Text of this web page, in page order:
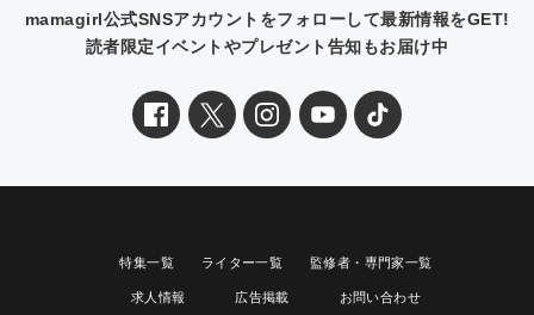
mamagirl公式SNSアカウントをフォローして最新情報をGET!
読者限定イベントやプレゼント告知もお届け中
特集一覧 ライター一覧 監修者・専門家一覧
求人情報 広告掲載 お問い合わせ